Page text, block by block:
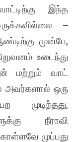
இந்த
–
முன்பே,
உடைந்து
மற்றும் வாட்
அவர்களால் ஒரு
நீராவி
முப்பது